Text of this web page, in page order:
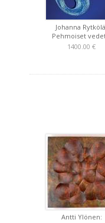
Johanna
Pehmoiset
1400.00 €
Antti Ylönen: